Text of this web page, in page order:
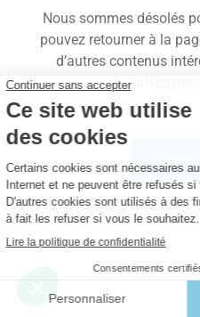
Nous sommes désolés
pouvez retourner à la
d’autres contenus
Page